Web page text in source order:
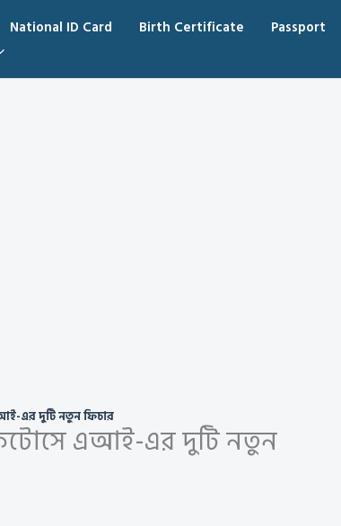
National ID Card Birth Certificate Passport
এর দুটি নতুন ফিচার
এআই-এর দুটি নতুন